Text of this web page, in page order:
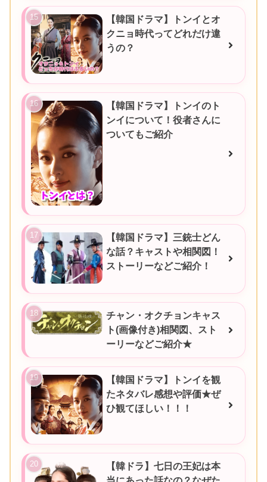
【韓国ドラマ】トンイとオ
クニョ時代ってどれだけ違
うの？
【韓国ドラマ】トンイのト
ンイについて！役者さんに
ついてもご紹介
【韓国ドラマ】三銃士どん
な話？キャストや相関図！
ストーリーなどご紹介！
チャン・オクチョンキャス
ト(画像付き)相関図、スト
ーリーなどご紹介★
【韓国ドラマ】トンイを観
たネタバレ感想や評価★ぜ
ひ観てほしい！！！
【韓ドラ】七日の王妃は本